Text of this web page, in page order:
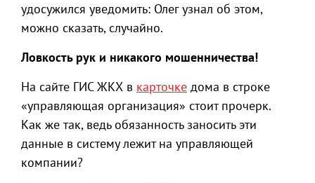
удосужился уведомить: Олег узнал об этом,
можно сказать, случайно.
Ловкость рук и никакого мошенничества!
На сайте ГИС ЖКХ в карточке дома в строке
«управляющая организация» стоит прочерк.
Как же так, ведь обязанность заносить эти
данные в систему лежит на управляющей
компании?